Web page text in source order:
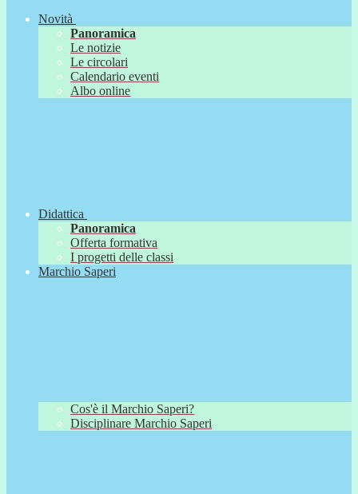
Novità
Panoramica
Le notizie
Le circolari
Calendario eventi
Albo online
Didattica
Panoramica
Offerta formativa
I progetti delle classi
Marchio Saperi
Cos'è il Marchio Saperi?
Disciplinare Marchio Saperi